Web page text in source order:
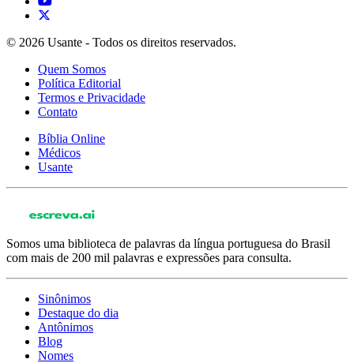
© 2026 Usante - Todos os direitos reservados.
Quem Somos
Política Editorial
Termos e Privacidade
Contato
Bíblia Online
Médicos
Usante
Somos uma biblioteca de palavras da língua portuguesa do Brasil
com mais de 200 mil palavras e expressões para consulta.
Sinônimos
Destaque do dia
Antônimos
Blog
Nomes